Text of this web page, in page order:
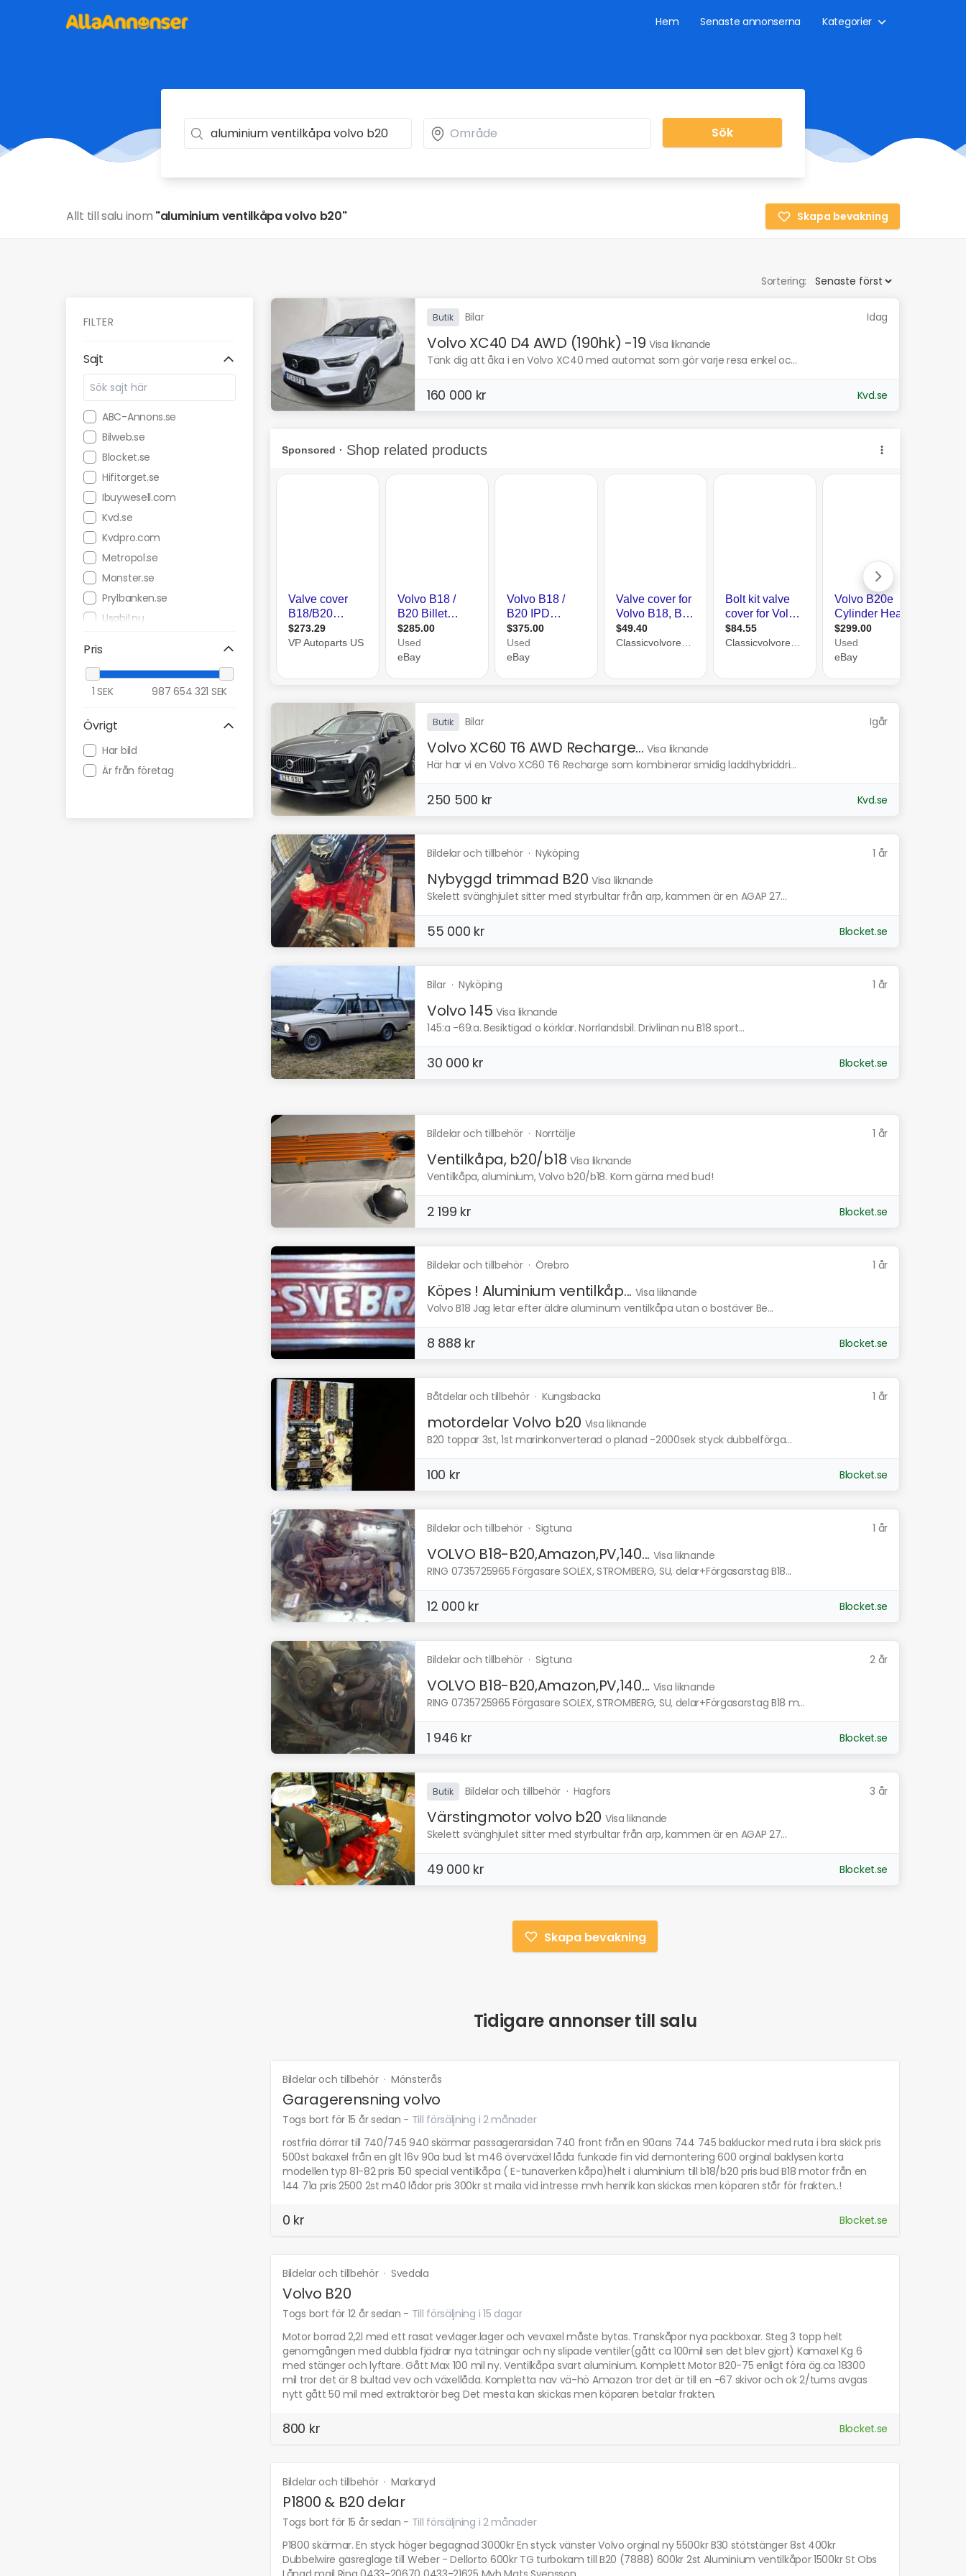
Hem Senaste annonserna Kategorier
Sök
Allt till salu inom "aluminium ventilkåpa volvo b20" Skapa bevakning
Sortering:
FILTER
Sajt
ABC-Annons.se
Bilweb.se
Blocket.se
Hifitorget.se
Ibuywesell.com
Kvd.se
Kvdpro.com
Metropol.se
Monster.se
Prylbanken.se
Usabil.nu
Pris
1 SEK 987 654 321 SEK
Övrigt
Har bild
Är från företag
Butik Bilar Idag
Volvo XC40 D4 AWD (190hk) -19 Visa liknande
Tänk dig att åka i en Volvo XC40 med automat som gör varje resa enkel oc...
160 000 kr Kvd.se
Butik Bilar Igår
Volvo XC60 T6 AWD Recharge... Visa liknande
Här har vi en Volvo XC60 T6 Recharge som kombinerar smidig laddhybriddri...
250 500 kr Kvd.se
Bildelar och tillbehör· Nyköping 1 år
Nybyggd trimmad B20 Visa liknande
Skelett svänghjulet sitter med styrbultar från arp, kammen är en AGAP 27...
55 000 kr Blocket.se
Bilar· Nyköping 1 år
Volvo 145 Visa liknande
145:a -69:a. Besiktigad o körklar. Norrlandsbil. Drivlinan nu B18 sport...
30 000 kr Blocket.se
Bildelar och tillbehör· Norrtälje 1 år
Ventilkåpa, b20/b18 Visa liknande
Ventilkåpa, aluminium, Volvo b20/b18. Kom gärna med bud!
2 199 kr Blocket.se
Bildelar och tillbehör· Örebro 1 år
Köpes ! Aluminium ventilkåp... Visa liknande
Volvo B18 Jag letar efter äldre aluminum ventilkåpa utan o bostäver Be...
8 888 kr Blocket.se
Båtdelar och tillbehör· Kungsbacka 1 år
motordelar Volvo b20 Visa liknande
B20 toppar 3st, 1st marinkonverterad o planad -2000sek styck dubbelförga...
100 kr Blocket.se
Bildelar och tillbehör· Sigtuna 1 år
VOLVO B18-B20,Amazon,PV,140... Visa liknande
RING 0735725965 Förgasare SOLEX, STROMBERG, SU, delar+Förgasarstag B18...
12 000 kr Blocket.se
Bildelar och tillbehör· Sigtuna 2 år
VOLVO B18-B20,Amazon,PV,140... Visa liknande
RING 0735725965 Förgasare SOLEX, STROMBERG, SU, delar+Förgasarstag B18 m...
1 946 kr Blocket.se
Butik Bildelar och tillbehör · Hagfors 3 år
Värstingmotor volvo b20 Visa liknande
Skelett svänghjulet sitter med styrbultar från arp, kammen är en AGAP 27...
49 000 kr Blocket.se
Skapa bevakning
Tidigare annonser till salu
Bildelar och tillbehör · Mönsterås
Garagerensning volvo
Togs bort för 15 år sedan - Till försäljning i 2 månader
rostfria dörrar till 740/745 940 skärmar passagerarsidan 740 front från en 90ans 744 745 bakluckor med ruta i bra skick pris
500st bakaxel från en glt 16v 90a bud 1st m46 överväxel låda funkade fin vid demontering 600 orginal baklysen korta
modellen typ 81-82 pris 150 special ventilkåpa ( E-tunaverken kåpa)helt i aluminium till b18/b20 pris bud B18 motor från en
144 71a pris 2500 2st m40 lådor pris 300kr st maila vid intresse mvh henrik kan skickas men köparen står för frakten..!
0 kr Blocket.se
Bildelar och tillbehör · Svedala
Volvo B20
Togs bort för 12 år sedan - Till försäljning i 15 dagar
Motor borrad 2,2l med ett rasat vevlager.lager och vevaxel måste bytas. Transkåpor nya packboxar. Steg 3 topp helt
genomgången med dubbla fjädrar nya tätningar och ny slipade ventiler(gått ca 100mil sen det blev gjort) Kamaxel Kg 6
med stänger och lyftare. Gått Max 100 mil ny. Ventilkåpa svart aluminium. Komplett Motor B20-75 enligt föra äg.ca 18300
mil tror det är 8 bultad vev och växellåda. Kompletta nav vä-hö Amazon tror det är till en -67 skivor och ok 2/tums avgas
nytt gått 50 mil med extraktorör beg Det mesta kan skickas men köparen betalar frakten.
800 kr Blocket.se
Bildelar och tillbehör · Markaryd
P1800 & B20 delar
Togs bort för 15 år sedan - Till försäljning i 2 månader
P1800 skärmar. En styck höger begagnad 3000kr En styck vänster Volvo orginal ny 5500kr B30 stötstänger 8st 400kr
Dubbelwire gasreglage till Weber - Dellorto 600kr TG turbokam till B20 (7888) 600kr 2st Aluminium ventilkåpor 1500kr St Obs